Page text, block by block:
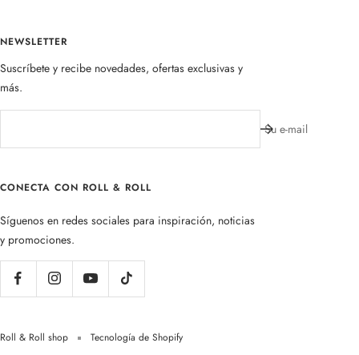
NEWSLETTER
Suscríbete y recibe novedades, ofertas exclusivas y
más.
Su e-mail
CONECTA CON ROLL & ROLL
Síguenos en redes sociales para inspiración, noticias
y promociones.
Roll & Roll shop Tecnología de Shopify